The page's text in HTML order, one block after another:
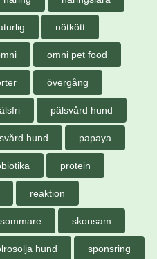
nötkött
omni pet food
övergång
pälsvård hund
hund papaya
protein
reaktion
skonsam
hund sponsring